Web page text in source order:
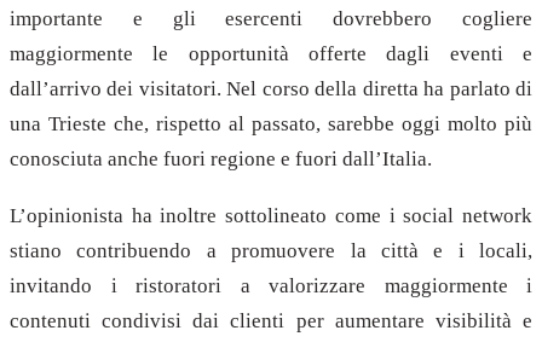
importante e gli esercenti dovrebbero cogliere
maggiormente le opportunità offerte dagli eventi e
dall’arrivo dei visitatori. Nel corso della diretta ha parlato di
una Trieste che, rispetto al passato, sarebbe oggi molto più
conosciuta anche fuori regione e fuori dall’Italia.
L’opinionista ha inoltre sottolineato come i social network
stiano contribuendo a promuovere la città e i locali,
invitando i ristoratori a valorizzare maggiormente i
contenuti condivisi dai clienti per aumentare visibilità e